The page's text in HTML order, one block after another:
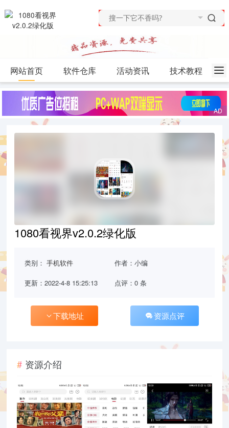
网站首页 软件仓库 活动资讯 技术教程
1080看视界v2.0.2绿化版
类别：手机软件 作者：小编
更新：2022-4-8 15:25:13 点评：0 条
下载地址 资源点评
资源介绍